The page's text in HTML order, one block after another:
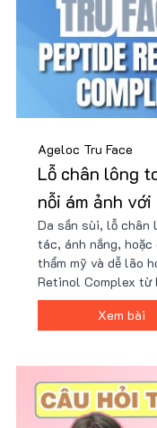
Ageloc Tru Face
Lỗ chân lông
nỗi ám ảnh
Da sần sùi, lỗ chân
tác, ánh nắng,
thẩm mỹ và dễ lão
Retinol Complex từ
cải thiện kết cấu da
peptide và retinol
Xem bài